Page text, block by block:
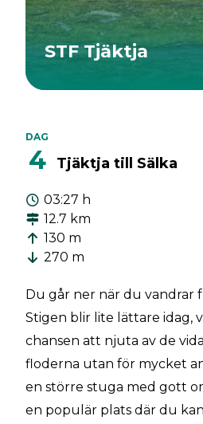
STF Tjäktja
DAG
4 Tjäktja till Sälka
03:27 h
12.7 km
130 m
270 m
Du går ner när du vandrar
Stigen blir lite lättare idag,
chansen att njuta av de
floderna utan för mycket
en större stuga med gott
en populär plats där du